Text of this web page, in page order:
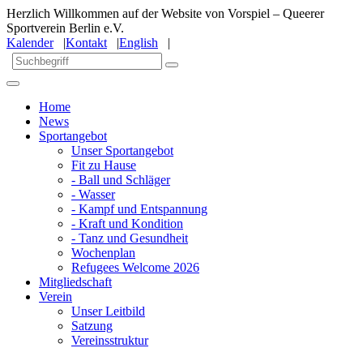
Herzlich Willkommen auf der Website von Vorspiel – Queerer
Sportverein Berlin e.V.
Kalender|Kontakt |English |
Home
News
Sportangebot
Unser Sportangebot
Fit zu Hause
- Ball und Schläger
- Wasser
- Kampf und Entspannung
- Kraft und Kondition
- Tanz und Gesundheit
Wochenplan
Refugees Welcome 2026
Mitgliedschaft
Verein
Unser Leitbild
Satzung
Vereinsstruktur